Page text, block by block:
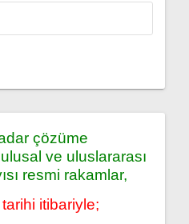
çözüme
ve uluslararası
resmi rakamlar,
itibariyle;